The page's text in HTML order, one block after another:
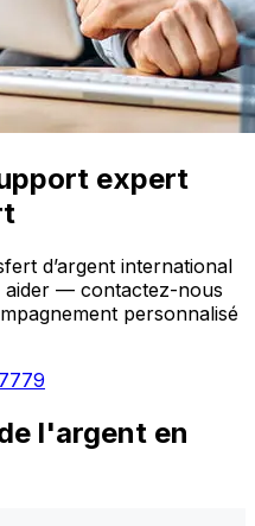
expert
d’argent international
aider — contactez-nous
personnalisé
l'argent en